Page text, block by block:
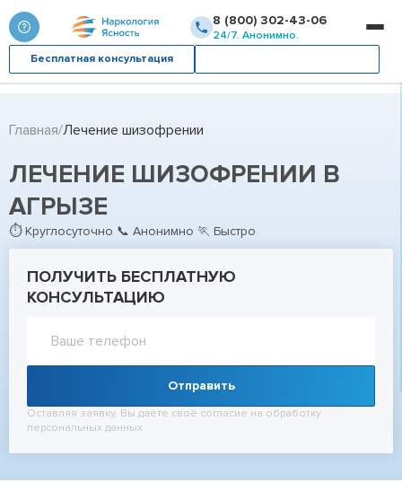
8 (800) 302-43-06
24/7. Анонимно.
Бесплатная консультация
Главная Лечение шизофрении
ЛЕЧЕНИЕ ШИЗОФРЕНИИ В
АГРЫЗЕ
⏱ Круглосуточно 📞 Анонимно 🏃 Быстро
ПОЛУЧИТЬ БЕСПЛАТНУЮ
КОНСУЛЬТАЦИЮ
Отправить
Оставляя заявку, Вы даёте своё согласие на обработку
персональных данных